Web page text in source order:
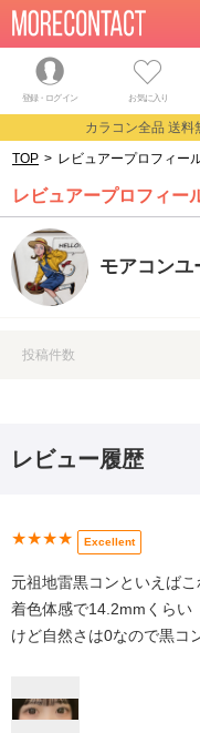
登録・ログイン お気に入り
カラコン全品 送料
TOP > レビュアープロフィー
レビュアープロフィー
モアコンユ
投稿件数
レビュー履歴
★★★★ Excellent
元祖地雷黒コンといえばこ
着色体感で14.2mmくらい
けど自然さは0なので黒コ